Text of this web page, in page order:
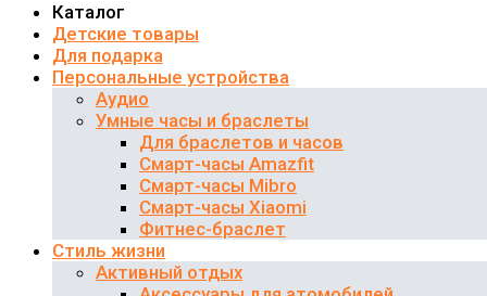
Каталог
Детские товары
Для подарка
Персональные устройства
Аудио
Умные часы и браслеты
Для браслетов и часов
Смарт-часы Amazfit
Смарт-часы Mibro
Смарт-часы Xiaomi
Фитнес-браслет
Стиль жизни
Активный отдых